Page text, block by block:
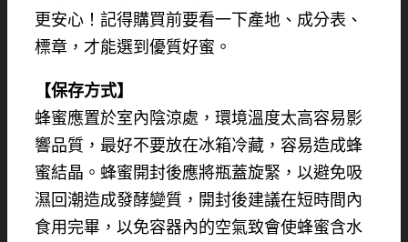
更安心！記得購買前要看一下產地、成分表、
標章，才能選到優質好蜜。
【保存方式】
蜂蜜應置於室內陰涼處，環境溫度太高容易影
響品質，最好不要放在冰箱冷藏，容易造成蜂
蜜結晶。蜂蜜開封後應將瓶蓋旋緊，以避免吸
濕回潮造成發酵變質，開封後建議在短時間內
食用完畢，以免容器內的空氣致會使蜂蜜含水